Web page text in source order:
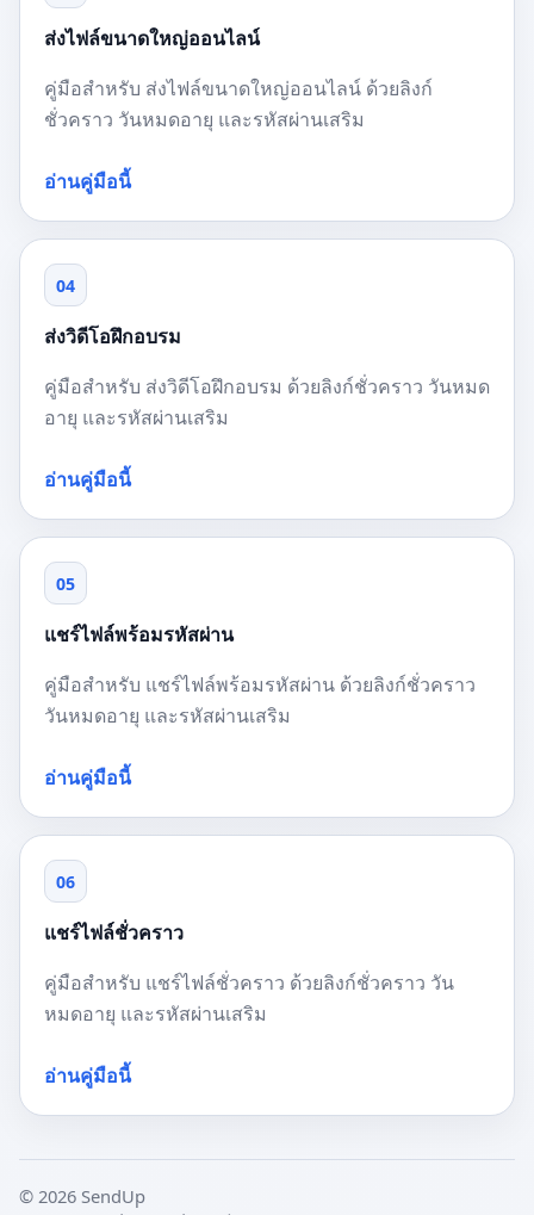
ส่งไฟล์ขนาดใหญ่ออนไลน์
คู่มือสำหรับ ส่งไฟล์ขนาดใหญ่ออนไลน์ ด้วยลิงก์
ชั่วคราว วันหมดอายุ และรหัสผ่านเสริม
อ่านคู่มือนี้
04
ส่งวิดีโอฝึกอบรม
คู่มือสำหรับ ส่งวิดีโอฝึกอบรม ด้วยลิงก์ชั่วคราว วันหมด
อายุ และรหัสผ่านเสริม
อ่านคู่มือนี้
05
แชร์ไฟล์พร้อมรหัสผ่าน
คู่มือสำหรับ แชร์ไฟล์พร้อมรหัสผ่าน ด้วยลิงก์ชั่วคราว
วันหมดอายุ และรหัสผ่านเสริม
อ่านคู่มือนี้
06
แชร์ไฟล์ชั่วคราว
คู่มือสำหรับ แชร์ไฟล์ชั่วคราว ด้วยลิงก์ชั่วคราว วัน
หมดอายุ และรหัสผ่านเสริม
อ่านคู่มือนี้
© 2026 SendUp